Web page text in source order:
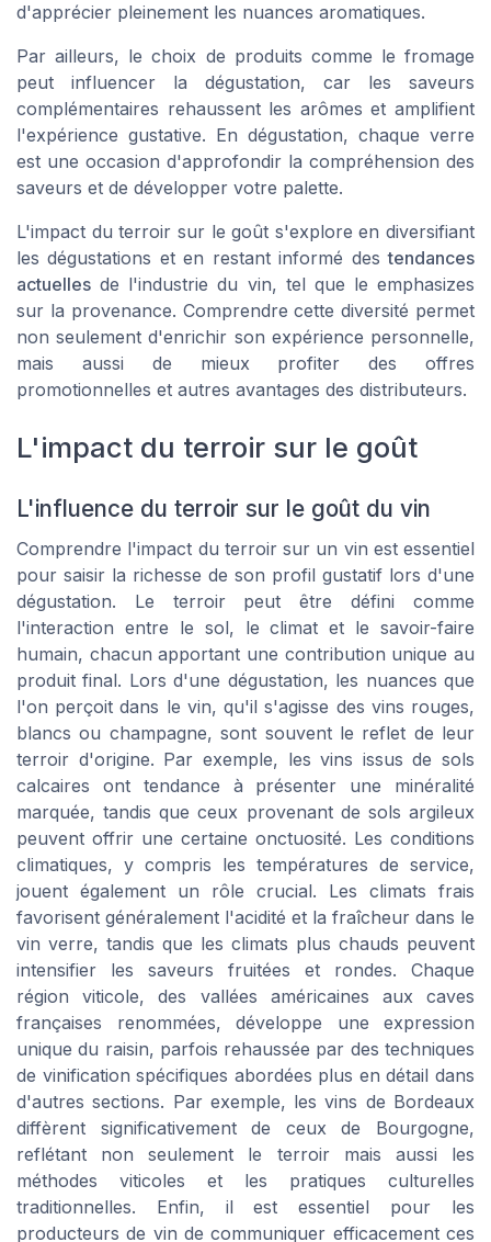
d'apprécier pleinement les nuances aromatiques.
Par ailleurs, le choix de produits comme le fromage
peut influencer la dégustation, car les saveurs
complémentaires rehaussent les arômes et amplifient
l'expérience gustative. En dégustation, chaque verre
est une occasion d'approfondir la compréhension des
saveurs et de développer votre palette.
L'impact du terroir sur le goût s'explore en diversifiant
les dégustations et en restant informé destendances
actuelles de l'industrie du vin, tel que le emphasizes
sur la provenance. Comprendre cette diversité permet
non seulement d'enrichir son expérience personnelle,
mais aussi de mieux profiter des offres
promotionnelles et autres avantages des distributeurs.
L'impact du terroir sur le goût
L'influence du terroir sur le goût du vin
Comprendre l'impact du terroir sur un vin est essentiel
pour saisir la richesse de son profil gustatif lors d'une
dégustation. Le terroir peut être défini comme
l'interaction entre le sol, le climat et le savoir-faire
humain, chacun apportant une contribution unique au
produit final. Lors d'une dégustation, les nuances que
l'on perçoit dans le vin, qu'il s'agisse des vins rouges,
blancs ou champagne, sont souvent le reflet de leur
terroir d'origine. Par exemple, les vins issus de sols
calcaires ont tendance à présenter une minéralité
marquée, tandis que ceux provenant de sols argileux
peuvent offrir une certaine onctuosité. Les conditions
climatiques, y compris les températures de service,
jouent également un rôle crucial. Les climats frais
favorisent généralement l'acidité et la fraîcheur dans le
vin verre, tandis que les climats plus chauds peuvent
intensifier les saveurs fruitées et rondes. Chaque
région viticole, des vallées américaines aux caves
françaises renommées, développe une expression
unique du raisin, parfois rehaussée par des techniques
de vinification spécifiques abordées plus en détail dans
d'autres sections. Par exemple, les vins de Bordeaux
diffèrent significativement de ceux de Bourgogne,
reflétant non seulement le terroir mais aussi les
méthodes viticoles et les pratiques culturelles
traditionnelles. Enfin, il est essentiel pour les
producteurs de vin de communiquer efficacement ces